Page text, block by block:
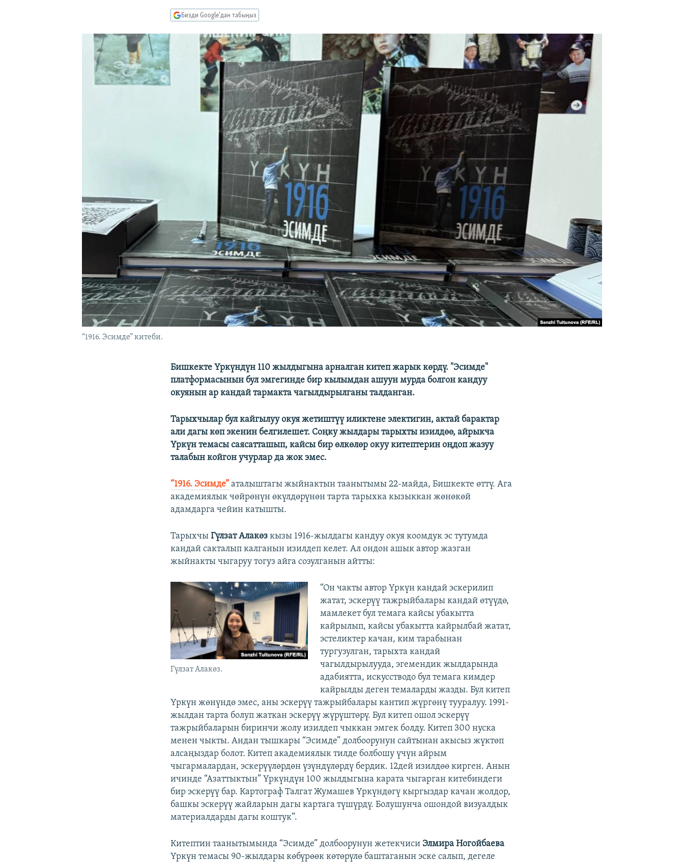
Бизди Google'дан табыңыз
“1916. Эсимде” китеби.
Бишкекте Үркүндүн 110 жылдыгына арналган китеп жарык көрдү. "Эсимде"
платформасынын бул эмгегинде бир кылымдан ашуун мурда болгон кандуу
окуянын ар кандай тармакта чагылдырылганы талданган.
Тарыхчылар бул кайгылуу окуя жетиштүү иликтене электигин, актай барактар
али дагы көп экенин белгилешет. Соңку жылдары тарыхты изилдөө, айрыкча
Үркүн темасы саясатташып, кайсы бир өлкөлөр окуу китептерин оңдоп жазуу
талабын койгон учурлар да жок эмес.
“1916. Эсимде”аталыштагы жыйнактын таанытымы 22-майда, Бишкекте өттү. Ага
академиялык чөйрөнүн өкүлдөрүнөн тарта тарыхка кызыккан жөнөкөй
адамдарга чейин катышты.
ТарыхчыГүлзат Алакөзкызы 1916-жылдагы кандуу окуя коомдук эс тутумда
кандай сакталып калганын изилдеп келет. Ал ондон ашык автор жазган
жыйнакты чыгаруу тогуз айга созулганын айтты:
Гүлзат Алакөз.
“Он чакты автор Үркүн кандай эскерилип
жатат, эскерүү тажрыйбалары кандай өтүүдө,
мамлекет бул темага кайсы убакытта
кайрылып, кайсы убакытта кайрылбай жатат,
эстеликтер качан, ким тарабынан
тургузулган, тарыхта кандай
чагылдырылууда, эгемендик жылдарында
адабиятта, искусстводо бул темага кимдер
кайрылды деген темаларды жазды. Бул китеп
Үркүн жөнүндө эмес, аны эскерүү тажрыйбалары кантип жүргөнү тууралуу. 1991-
жылдан тарта болуп жаткан эскерүү жүрүштөрү. Бул китеп ошол эскерүү
тажрыйбаларын биринчи жолу изилдеп чыккан эмгек болду. Китеп 300 нуска
менен чыкты. Андан тышкары “Эсимде” долбоорунун сайтынан акысыз жүктөп
алсаңыздар болот. Китеп академиялык тилде болбошу үчүн айрым
чыгармалардан, эскерүүлөрдөн үзүндүлөрдү бердик. 12дей изилдөө кирген. Анын
ичинде “Азаттыктын” Үркүндүн 100 жылдыгына карата чыгарган китебиндеги
бир эскерүү бар. Картограф Талгат Жумашев Үркүндөгү кыргыздар качан жолдор,
башкы эскерүү жайларын дагы картага түшүрдү. Болушунча ошондой визуалдык
материалдарды дагы коштук”.
Китептин таанытымында “Эсимде” долбоорунун жетекчиси Элмира Ногойбаева
Үркүн темасы 90-жылдары көбүрөөк көтөрүлө баштаганын эске салып, дегеле